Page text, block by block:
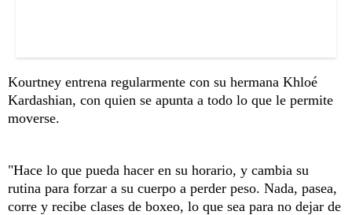
Kourtney entrena regularmente con su hermana Khloé
Kardashian, con quien se apunta a todo lo que le permite
moverse.
"Hace lo que pueda hacer en su horario, y cambia su
rutina para forzar a su cuerpo a perder peso. Nada, pasea,
corre y recibe clases de boxeo, lo que sea para no dejar de